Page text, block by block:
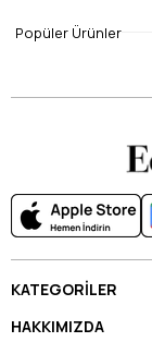
Yaz İndirimi
KATEGORİLER
HAKKIMIZDA
Popüler Ürünler